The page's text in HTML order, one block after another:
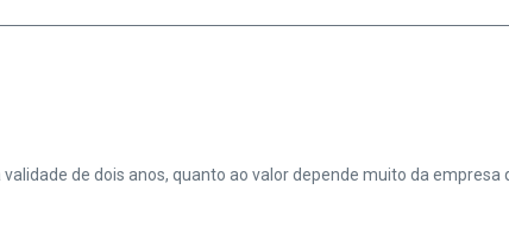
de dois anos, quanto ao valor depende muito da empresa